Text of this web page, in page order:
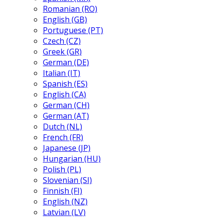
Romanian (RO)
English (GB)
Portuguese (PT)
Czech (CZ)
Greek (GR)
German (DE)
Italian (IT)
Spanish (ES)
English (CA)
German (CH)
German (AT)
Dutch (NL)
French (FR)
Japanese (JP)
Hungarian (HU)
Polish (PL)
Slovenian (SI)
Finnish (FI)
English (NZ)
Latvian (LV)